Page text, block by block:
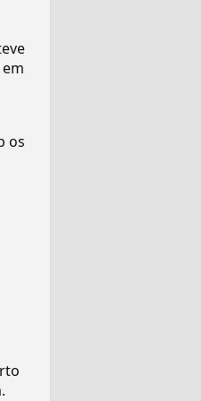
os